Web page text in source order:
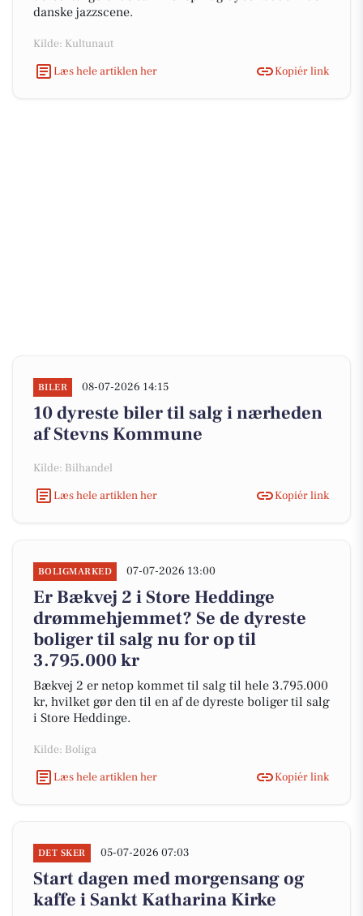
danske jazzscene.
Kilde: Kultunaut
Læs hele artiklen her
Kopiér link
BILER 08-07-2026 14:15
10 dyreste biler til salg i nærheden
af Stevns Kommune
Kilde: Bilhandel
Læs hele artiklen her
Kopiér link
BOLIGMARKED 07-07-2026 13:00
Er Bækvej 2 i Store Heddinge
drømmehjemmet? Se de dyreste
boliger til salg nu for op til
3.795.000 kr
Bækvej 2 er netop kommet til salg til hele 3.795.000
kr, hvilket gør den til en af de dyreste boliger til salg
i Store Heddinge.
Kilde: Boliga
Læs hele artiklen her
Kopiér link
DET SKER 05-07-2026 07:03
Start dagen med morgensang og
kaffe i Sankt Katharina Kirke